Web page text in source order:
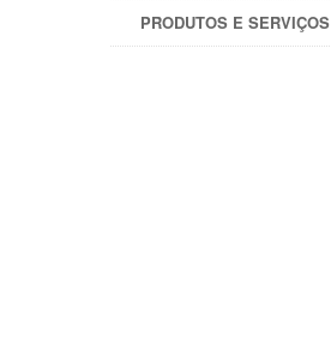
PRODUTOS E SERVIÇOS